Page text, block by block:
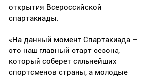
открытия Всероссийской
спартакиады.
«На данный момент Спартакиада –
это наш главный старт сезона,
который соберет сильнейших
спортсменов страны, а молодые